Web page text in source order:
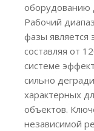
оборудованию
Рабочий
фазы является
составляя от
системе
сильно
характерных
объектов.
независимой